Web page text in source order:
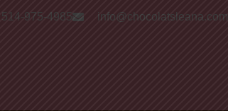
514-975-4985 info@chocolatsleana.com